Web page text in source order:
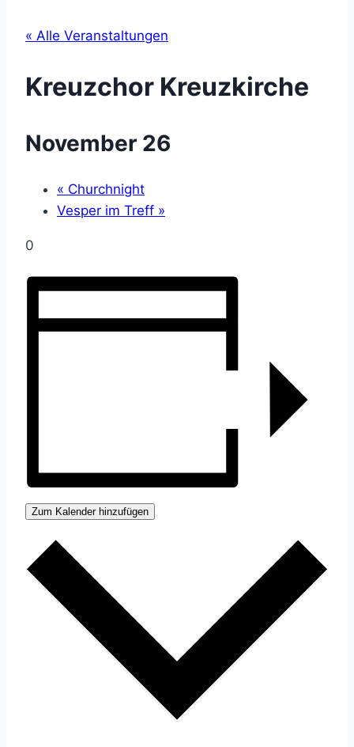
« Alle Veranstaltungen
Kreuzchor Kreuzkirche
November 26
« Churchnight
Vesper im Treff »
0
Zum Kalender hinzufügen